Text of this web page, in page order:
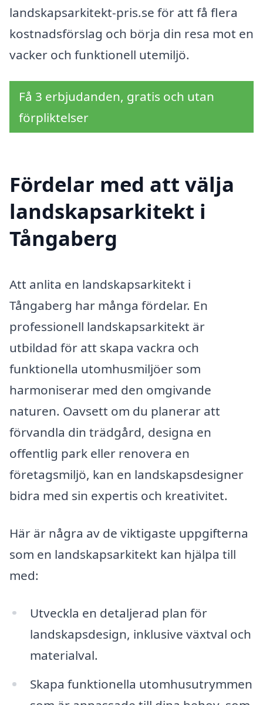
landskapsarkitekt-pris.se för att få flera
kostnadsförslag och börja din resa mot en
vacker och funktionell utemiljö.
Få 3 erbjudanden, gratis och utan
förpliktelser
Fördelar med att välja
landskapsarkitekt i
Tångaberg
Att anlita en landskapsarkitekt i
Tångaberg har många fördelar. En
professionell landskapsarkitekt är
utbildad för att skapa vackra och
funktionella utomhusmiljöer som
harmoniserar med den omgivande
naturen. Oavsett om du planerar att
förvandla din trädgård, designa en
offentlig park eller renovera en
företagsmiljö, kan en landskapsdesigner
bidra med sin expertis och kreativitet.
Här är några av de viktigaste uppgifterna
som en landskapsarkitekt kan hjälpa till
med:
Utveckla en detaljerad plan för
landskapsdesign, inklusive växtval och
materialval.
Skapa funktionella utomhusutrymmen